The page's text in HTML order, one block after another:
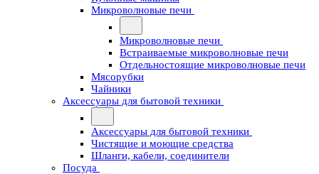
Микроволновые печи
Микроволновые печи
Встраиваемые микроволновые печи
Отдельностоящие микроволновые печи
Мясорубки
Чайники
Аксессуары для бытовой техники
Аксессуары для бытовой техники
Чистящие и моющие средства
Шланги, кабели, соединители
Посуда